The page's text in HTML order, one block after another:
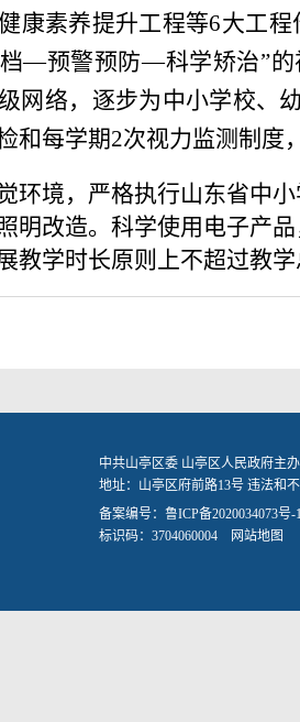
康素养提升工程等6大工
—预警预防—科学矫治”的
网络，逐步为中小学校、
和每学期2次视力监测制度
环境，严格执行山东省中
明改造。科学使用电子产
教学时长原则上不超过教
中共山亭区委 山亭区人民政府主
地址：山亭区府前路13号 违法和
备案编号： 鲁ICP备2020034073号-
标识码：3704060004 网站地图